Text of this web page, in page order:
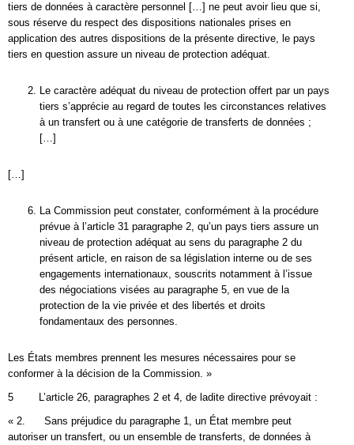
tiers de données à caractère personnel […] ne peut avoir lieu que si,
sous réserve du respect des dispositions nationales prises en
application des autres dispositions de la présente directive, le pays
tiers en question assure un niveau de protection adéquat.
Le caractère adéquat du niveau de protection offert par un pays
tiers s’apprécie au regard de toutes les circonstances relatives
à un transfert ou à une catégorie de transferts de données ;
[…]
[…]
La Commission peut constater, conformément à la procédure
prévue à l’article 31 paragraphe 2, qu’un pays tiers assure un
niveau de protection adéquat au sens du paragraphe 2 du
présent article, en raison de sa législation interne ou de ses
engagements internationaux, souscrits notamment à l’issue
des négociations visées au paragraphe 5, en vue de la
protection de la vie privée et des libertés et droits
fondamentaux des personnes.
Les États membres prennent les mesures nécessaires pour se
conformer à la décision de la Commission. »
5 L’article 26, paragraphes 2 et 4, de ladite directive prévoyait :
« 2. Sans préjudice du paragraphe 1, un État membre peut
autoriser un transfert, ou un ensemble de transferts, de données à